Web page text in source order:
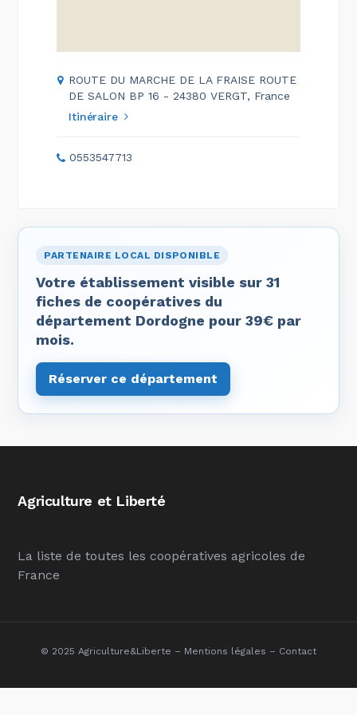
ROUTE DU MARCHE DE LA FRAISE ROUTE
DE SALON BP 16 - 24380 VERGT, France
Itinéraire
0553547713
PARTENAIRE LOCAL DISPONIBLE
Votre établissement visible sur 31
fiches de coopératives du
département Dordogne pour 39€ par
mois.
Réserver ce département
Agriculture et Liberté
La liste de toutes les coopératives agricoles de
France
© 2025 Agriculture&Liberte – Mentions légales – Contact